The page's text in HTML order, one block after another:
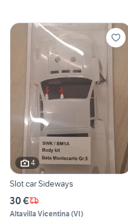
4
Slot car Sideways
30 €
Altavilla Vicentina (VI)